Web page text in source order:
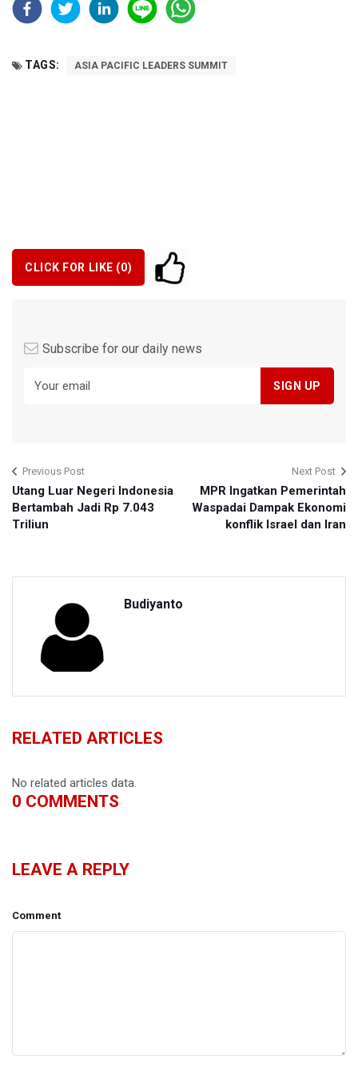
TAGS: ASIA PACIFIC LEADERS SUMMIT
CLICK FOR LIKE (0)
Subscribe for our daily news
Previous Post
Utang Luar Negeri Indonesia
Bertambah Jadi Rp 7.043
Triliun
Next Post
MPR Ingatkan Pemerintah
Waspadai Dampak Ekonomi
konflik Israel dan Iran
Budiyanto
RELATED ARTICLES
No related articles data.
0 COMMENTS
LEAVE A REPLY
Comment